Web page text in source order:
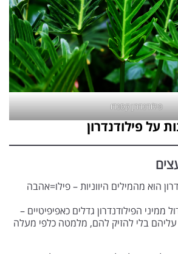
פילודנדרון קסנדו
הוא מהמילים היווניות – פילו=אהבה
ממיני הפילודנדרון גדלים כאפיפיטיים –
עליהם בלי להזיק להם, מלמטה כלפי מעלה